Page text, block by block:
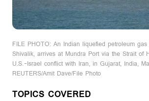
FILE PHOTO: An Indian liquefied petroleum
Shivalik, arrives at Mundra Port via the Strait of
U.S.-Israel conflict with Iran, in Gujarat, India,
REUTERS/Amit Dave/File Photo
TOPICS COVERED